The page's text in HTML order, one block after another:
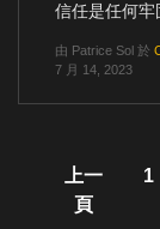
信任是任何牢
由 Patrice Sol 於
7 月 14, 2023
上一
頁
1